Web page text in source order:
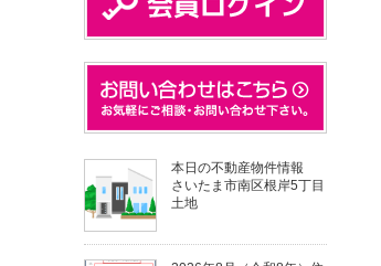
本日の不動産物件情報
さいたま市南区根岸5丁目
土地